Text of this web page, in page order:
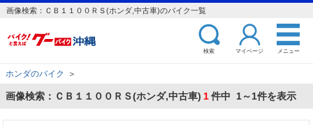
画像検索：ＣＢ１１００ＲＳ(ホンダ,中古車)のバイク一覧
検索 マイページ メニュー
ホンダのバイク ＞
画像検索：ＣＢ１１００ＲＳ(ホンダ,中古車) 1件中 1～1件を表示